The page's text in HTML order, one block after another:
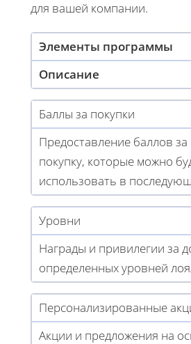
для вашей компании.
Элементы программы
Описание
Баллы за покупки
Предоставление баллов
покупку, которые можно
использовать в
Уровни
Награды и привилегии за
определенных уровней
Персонализированные
Акции и предложения на